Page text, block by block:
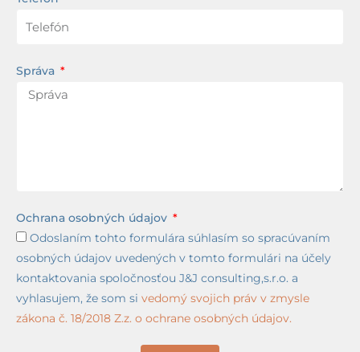
Správa
Ochrana osobných údajov
Odoslaním tohto formulára súhlasím so spracúvaním
osobných údajov uvedených v tomto formulári na účely
kontaktovania spoločnosťou J&J consulting,s.r.o. a
vyhlasujem, že som si vedomý svojich práv v zmysle
zákona č. 18/2018 Z.z. o ochrane osobných údajov.